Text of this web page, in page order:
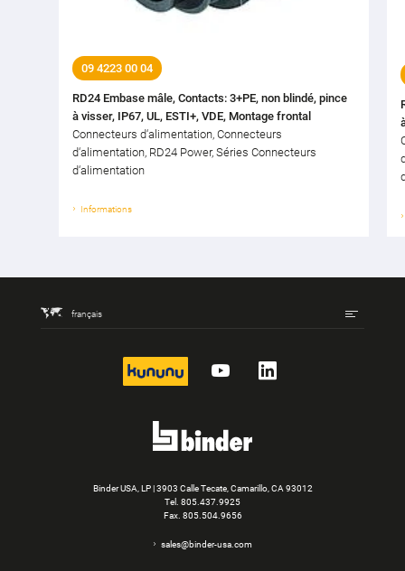
09 4223 00 04
RD24 Embase mâle, Contacts: 3+PE, non blindé, pince
à visser, IP67, UL, ESTI+, VDE, Montage frontal
Connecteurs d‘alimentation, Connecteurs
d‘alimentation, RD24 Power, Séries Connecteurs
d‘alimentation
Informations
français
kununu YouTubeLinkedIn
Binder USA, LP | 3903 Calle Tecate, Camarillo, CA 93012
Tel. 805.437.9925
Fax. 805.504.9656
sales@binder-usa.com